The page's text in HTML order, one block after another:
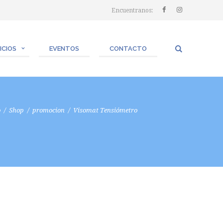
Encuentranos:
EVENTOS CONTACTO
Shop promocion Visomat Tensiómetro